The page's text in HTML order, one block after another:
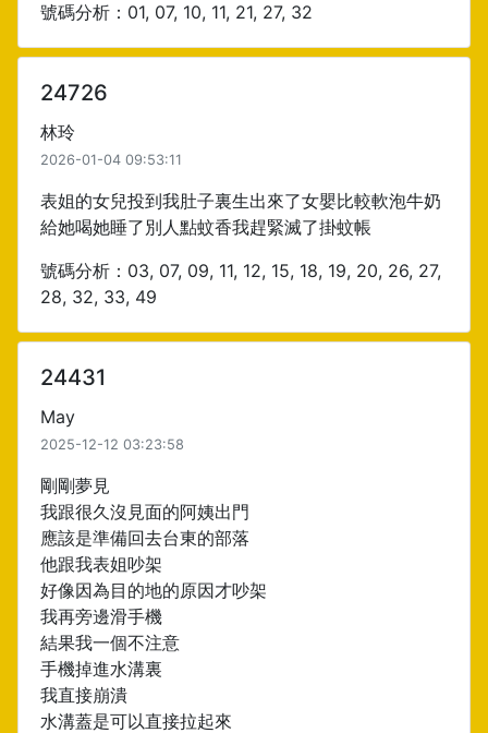
號碼分析：01, 07, 10, 11, 21, 27, 32
24726
林玲
2026-01-04 09:53:11
表姐的女兒投到我肚子裏生出來了女嬰比較軟泡牛奶
給她喝她睡了別人點蚊香我趕緊滅了掛蚊帳
號碼分析：03, 07, 09, 11, 12, 15, 18, 19, 20, 26, 27,
28, 32, 33, 49
24431
May
2025-12-12 03:23:58
剛剛夢見
我跟很久沒見面的阿姨出門
應該是準備回去台東的部落
他跟我表姐吵架
好像因為目的地的原因才吵架
我再旁邊滑手機
結果我一個不注意
手機掉進水溝裏
我直接崩潰
水溝蓋是可以直接拉起來